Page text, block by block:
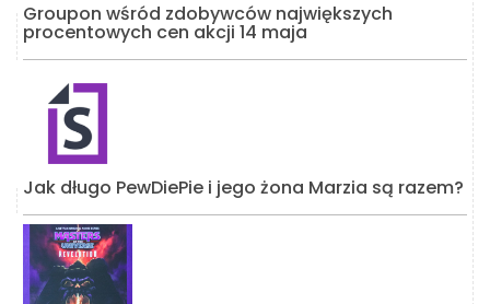
Groupon wśród zdobywców największych
procentowych cen akcji 14 maja
Jak długo PewDiePie i jego żona Marzia są razem?